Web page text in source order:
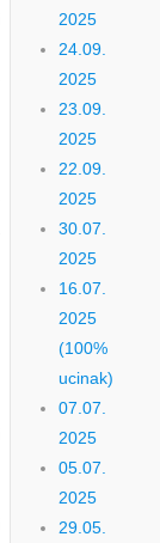
2025
24.09.
2025
23.09.
2025
22.09.
2025
30.07.
2025
16.07.
2025
(100%
ucinak)
07.07.
2025
05.07.
2025
29.05.